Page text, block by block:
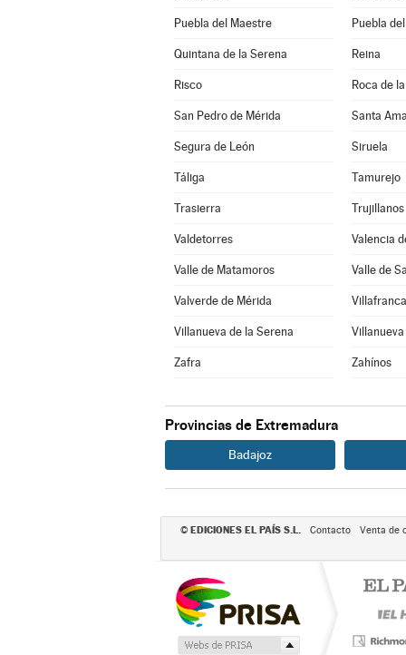
Puebla del Maestre Puebla
Quintana de la Serena Reina
Risco Roca de
San Pedro de Mérida Santa
Segura de León Siruela
Táliga Tamurejo
Trasierra Trujillanos
Valdetorres Valencia
Valle de Matamoros Valle de
Valverde de Mérida
Villanueva de la Serena
Zafra Zahínos
Provincias de Extremadura
Badajoz
© EDICIONES EL PAÍS S.L. Contacto Venta de